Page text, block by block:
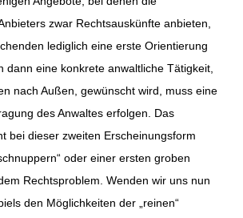
zwar Rechtsauskünfte anbieten,
lediglich eine erste Orientierung
dann eine konkrete anwaltliche Tätigkeit,
nach Außen, gewünscht wird, muss eine
des Anwaltes erfolgen. Das
bei dieser zweiten Erscheinungsform
oder einer ersten groben
Rechtsproblem. Wenden wir uns nun
den Möglichkeiten der „reinen“